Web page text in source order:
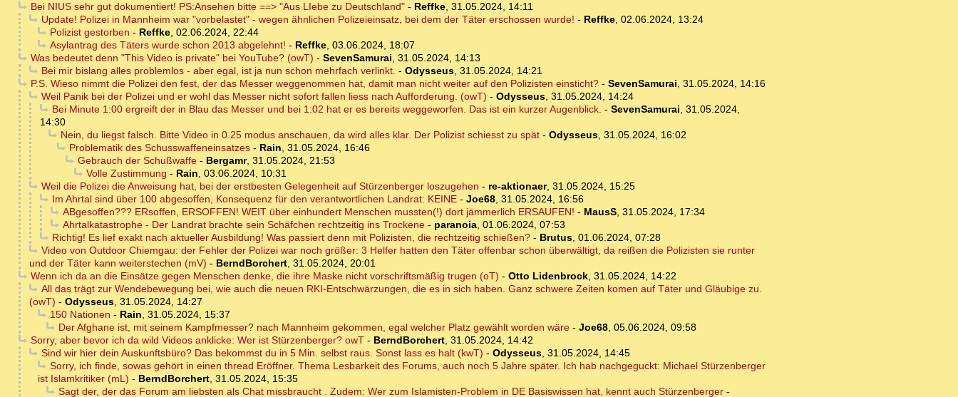
Bei NIUS sehr gut dokumentiert! PS:Ansehen bitte ==> "Aus LIebe zu Deutschland"- Reffke, 31.05.2024, 14:11
Update! Polizei in Mannheim war "vorbelastet" - wegen ähnlichen Polizeieinsatz, bei dem der Täter erschossen wurde! - Reffke, 02.06.2024, 13:24
Polizist gestorben - Reffke, 02.06.2024, 22:44
Asylantrag des Täters wurde schon 2013 abgelehnt! - Reffke, 03.06.2024, 18:07
Was bedeutet denn "This Video is private" bei YouTube? (owT) - SevenSamurai, 31.05.2024, 14:13
Bei mir bislang alles problemlos - aber egal, ist ja nun schon mehrfach verlinkt. - Odysseus, 31.05.2024, 14:21
P.S. Wieso nimmt die Polizei den fest, der das Messer weggenommen hat, damit man nicht weiter auf den Polizisten einsticht?- SevenSamurai, 31.05.2024, 14:16
Weil Panik bei der Polizei und er wohl das Messer nicht sofort fallen liess nach Aufforderung. (owT) - Odysseus, 31.05.2024, 14:24
Bei Minute 1:00 ergreift der in Blau das Messer und bei 1:02 hat er es bereits weggeworfen. Das ist ein kurzer Augenblick. - SevenSamurai, 31.05.2024,
14:30
Nein, du liegst falsch. Bitte Video in 0.25 modus anschauen, da wird alles klar. Der Polizist schiesst zu spät- Odysseus, 31.05.2024, 16:02
Problematik des Schusswaffeneinsatzes- Rain, 31.05.2024, 16:46
Gebrauch der Schußwaffe- Bergamr, 31.05.2024, 21:53
Volle Zustimmung - Rain, 03.06.2024, 10:31
Weil die Polizei die Anweisung hat, bei der erstbesten Gelegenheit auf Stürzenberger loszugehen - re-aktionaer, 31.05.2024, 15:25
Im Ahrtal sind über 100 abgesoffen, Konsequenz für den verantwortlichen Landrat: KEINE- Joe68, 31.05.2024, 16:56
ABgesoffen??? ERsoffen, ERSOFFEN! WEIT über einhundert Menschen mussten(!) dort jämmerlich ERSAUFEN! - MausS, 31.05.2024, 17:34
Ahrtalkatastrophe - Der Landrat brachte sein Schäfchen rechtzeitig ins Trockene- paranoia, 01.06.2024, 07:53
Richtig! Es lief exakt nach aktueller Ausbildung! Was passiert denn mit Polizisten, die rechtzeitig schießen?- Brutus, 01.06.2024, 07:28
Video von Outdoor Chiemgau: der Fehler der Polizei war noch größer: 3 Helfer hatten den Täter offenbar schon überwältigt, da reißen die Polizisten sie runter
und der Täter kann weiterstechen (mV) - BerndBorchert, 31.05.2024, 20:01
Wenn ich da an die Einsätze gegen Menschen denke, die ihre Maske nicht vorschriftsmäßig trugen (oT) - Otto Lidenbrock, 31.05.2024, 14:22
All das trägt zur Wendebewegung bei, wie auch die neuen RKI-Entschwärzungen, die es in sich haben. Ganz schwere Zeiten komen auf Täter und Gläubige zu.
(owT) - Odysseus, 31.05.2024, 14:27
150 Nationen - Rain, 31.05.2024, 15:37
Der Afghane ist, mit seinem Kampfmesser? nach Mannheim gekommen, egal welcher Platz gewählt worden wäre- Joe68, 05.06.2024, 09:58
Sorry, aber bevor ich da wild Videos anklicke: Wer ist Stürzenberger? owT- BerndBorchert, 31.05.2024, 14:42
Sind wir hier dein Auskunftsbüro? Das bekommst du in 5 Min. selbst raus. Sonst lass es halt (kwT) - Odysseus, 31.05.2024, 14:45
Sorry, ich finde, sowas gehört in einen thread Eröffner. Thema Lesbarkeit des Forums, auch noch 5 Jahre später. Ich hab nachgeguckt: Michael Stürzenberger
ist Islamkritiker (mL) - BerndBorchert, 31.05.2024, 15:35
Sagt der, der das Forum am liebsten als Chat missbraucht . Zudem: Wer zum Islamisten-Problem in DE Basiswissen hat, kennt auch Stürzenberger-